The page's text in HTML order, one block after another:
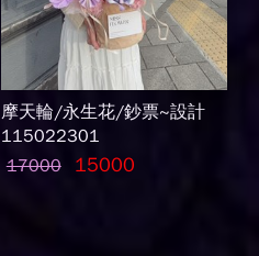
摩天輪/永生花/鈔票~設計
115022301
17000
15000